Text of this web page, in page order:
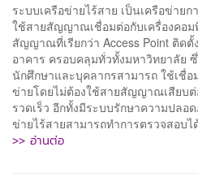
ระบบเครือข่ายไร้สาย เป็นเครือข่าย
ใช้สายสัญญาณเชื่อมต่อกับเครื่องคอ
สัญญาณที่เรียกว่า Access Point ติดตั้
อาคาร ครอบคลุมทั่วทั้งมหาวิทยาลัย
นักศึกษาและบุคลากรสามารถ ใช้เชื่อ
ข่ายโดยไม่ต้องใช้สายสัญญาณเสียบต่
รวดเร็ว อีกทั้งมีระบบรักษาความปลอ
ข่ายไร้สายสามารถทำการตรวจสอบ
>> อ่านต่อ